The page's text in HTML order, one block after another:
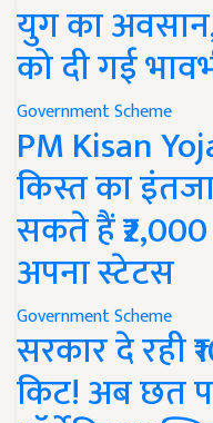
युग का अवसान,
को दी गई
Government Scheme
PM Kisan
किस्त का
सकते हैं
अपना स्टेटस
Government Scheme
सरकार दे रही
किट! अब छत